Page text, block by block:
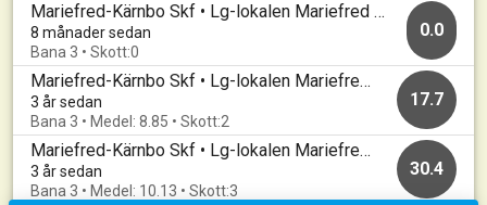
Mariefred-Kärnbo Skf • Lg-lokalen Mariefred • 20251111
8 månader sedan
Bana 3 • Skott:0
0.0
Mariefred-Kärnbo Skf • Lg-lokalen Mariefred • 20230117
3 år sedan
Bana 3 • Medel: 8.85 • Skott:2
17.7
Mariefred-Kärnbo Skf • Lg-lokalen Mariefred • 20221221
3 år sedan
Bana 3 • Medel: 10.13 • Skott:3
30.4